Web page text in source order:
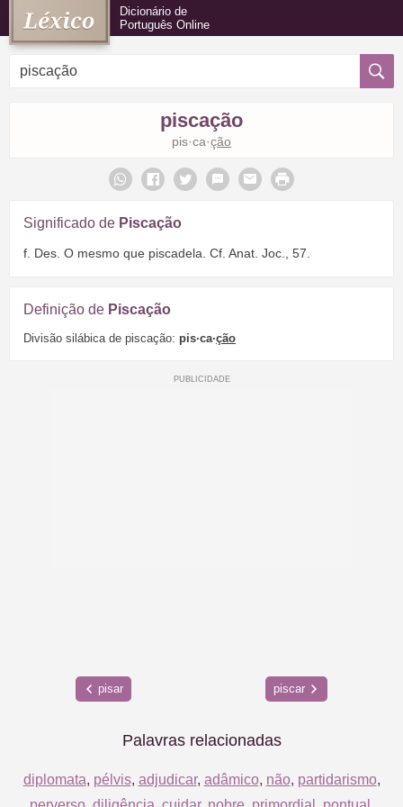
Dicionário de
Português Online
piscação
pis·ca·ção
Significado de Piscação
f. Des. O mesmo que piscadela. Cf. Anat. Joc., 57.
Definição de Piscação
Divisão silábica de piscação: pis·ca·ção
pisar piscar
Palavras relacionadas
diplomata, pélvis, adjudicar, adâmico, não, partidarismo,